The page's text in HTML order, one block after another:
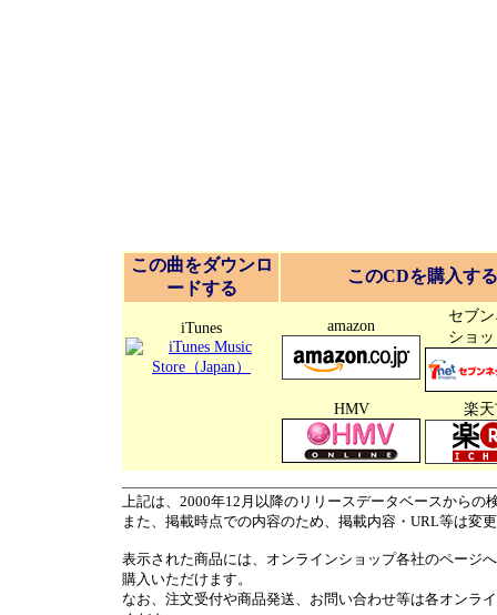
この曲をダウンロ
ードする
このCDを購入する
iTunes amazon
セブ
ショ
HMV 楽
上記は、2000年12月以降のリリースデータベースからの
また、掲載時点での内容のため、掲載内容・URL等は変
表示された商品には、オンラインショップ各社のページ
購入いただけます。
なお、注文受付や商品発送、お問い合わせ等は各オンラ